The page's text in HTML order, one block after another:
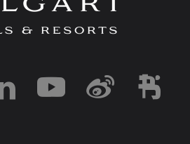
https://
https://